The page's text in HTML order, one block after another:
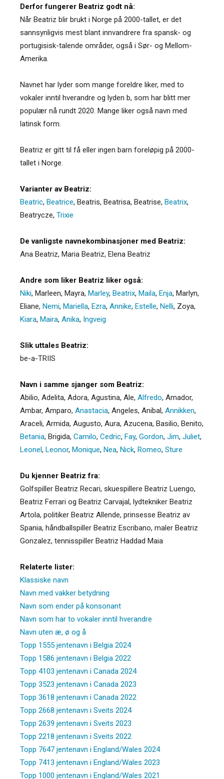
Derfor fungerer Beatriz godt nå:
Når Beatriz blir brukt i Norge på 2000-tallet, er det
sannsynligvis mest blant innvandrere fra spansk- og
portugisisk-talende områder, også i Sør- og Mellom-
Amerika.
Navnet har lyder som mange foreldre liker, med to
vokaler inntil hverandre og lyden b, som har blitt mer
populær nå rundt 2020. Mange liker også navn med
latinsk form.
Beatriz er gitt til få eller ingen barn foreløpig på 2000-
tallet i Norge.
Varianter av Beatriz:
Beatric, Beatrice, Beatris, Beatrisa, Beatrise, Beatrix,
Beatrycze, Trixie
De vanligste navnekombinasjoner med Beatriz:
Ana Beatriz, Maria Beatriz, Elena Beatriz
Andre som liker Beatriz liker også:
Niki, Marleen, Mayra, Marley, Beatrix, Maila, Enja, Marlyn,
Eliane, Nemi, Mariella, Ezra, Annike, Estelle, Nelli, Zoya,
Kiara, Maira, Anika, Ingveig
Slik uttales Beatriz:
be-a-TRIIS
Navn i samme sjanger som Beatriz:
Abilio, Adelita, Adora, Agustina, Ale, Alfredo, Amador,
Ambar, Amparo, Anastacia, Angeles, Anibal, Annikken,
Araceli, Armida, Augusto, Aura, Azucena, Basilio, Benito,
Betania, Brigida, Camilo, Cedric, Fay, Gordon, Jim, Juliet,
Leonel, Leonor, Monique, Nea, Nick, Romeo, Sture
Du kjenner Beatriz fra:
Golfspiller Beatriz Recari, skuespillere Beatriz Luengo,
Beatriz Ferrari og Beatriz Carvajal, lydtekniker Beatriz
Artola, politiker Beatriz Allende, prinsesse Beatriz av
Spania, håndballspiller Beatriz Escribano, maler Beatriz
Gonzalez, tennisspiller Beatriz Haddad Maia
Relaterte lister:
Klassiske navn
Navn med vakker betydning
Navn som ender på konsonant
Navn som har to vokaler inntil hverandre
Navn uten æ, ø og å
Topp 1555 jentenavn i Belgia 2024
Topp 1586 jentenavn i Belgia 2022
Topp 4103 jentenavn i Canada 2024
Topp 3523 jentenavn i Canada 2023
Topp 3618 jentenavn i Canada 2022
Topp 2668 jentenavn i Sveits 2024
Topp 2639 jentenavn i Sveits 2023
Topp 2218 jentenavn i Sveits 2022
Topp 7647 jentenavn i England/Wales 2024
Topp 7413 jentenavn i England/Wales 2023
Topp 1000 jentenavn i England/Wales 2021